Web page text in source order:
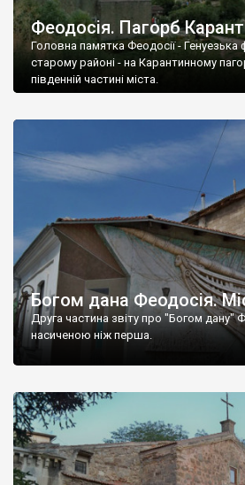
Феодосія. Пагорб
Головна памятка Феодосії -
старому районі - на Карантинному
південній частині міста.
Богом дана Феодосія.
Друга частина звіту про "Богом дану"
насиченою ніж перша.